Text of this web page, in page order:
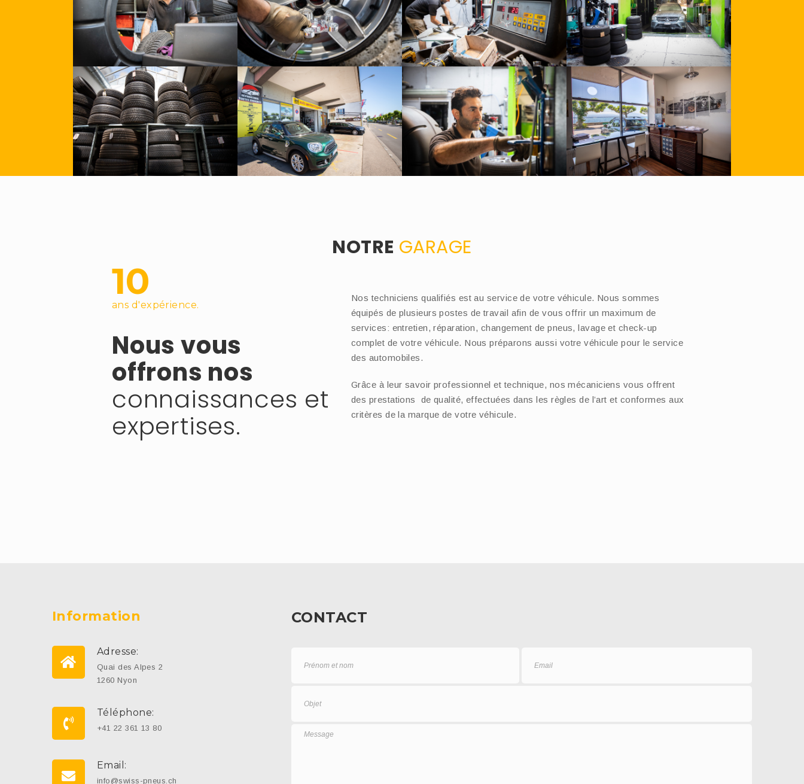
NOTRE GARAGE
10
ans d'expérience.
Nous vous
offrons nos
connaissances et
expertises.
Nos techniciens qualifiés est au service de votre véhicule. Nous sommes
équipés de plusieurs postes de travail afin de vous offrir un maximum de
services: entretien, réparation, changement de pneus, lavage et check-up
complet de votre véhicule. Nous préparons aussi votre véhicule pour le service
des automobiles.
Grâce à leur savoir professionnel et technique, nos mécaniciens vous offrent
des prestations de qualité, effectuées dans les règles de l’art et conformes aux
critères de la marque de votre véhicule.
Information
Adresse:
Quai des Alpes 2
1260 Nyon
Téléphone:
+41 22 361 13 80
Email:
info@swiss-pneus.ch
CONTACT